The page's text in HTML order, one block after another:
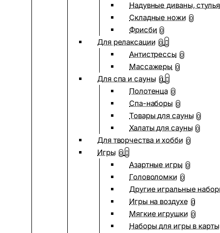
Надувные диваны, стулья
Складные ножи 0
Фрисби 0
Для релаксации 0
Антистрессы 0
Массажеры 0
Для спа и сауны 0
Полотенца 0
Спа-наборы 0
Товары для сауны 0
Халаты для сауны 0
Для творчества и хобби 0
Игры 0
Азартные игры 0
Головоломки 0
Другие игральные
Игры на воздухе 0
Мягкие игрушки 0
Наборы для игры в карты